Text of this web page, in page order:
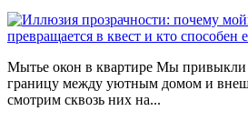
Мытье окон в квартире Мы привыкли
границу между уютным домом и
смотрим сквозь них на...